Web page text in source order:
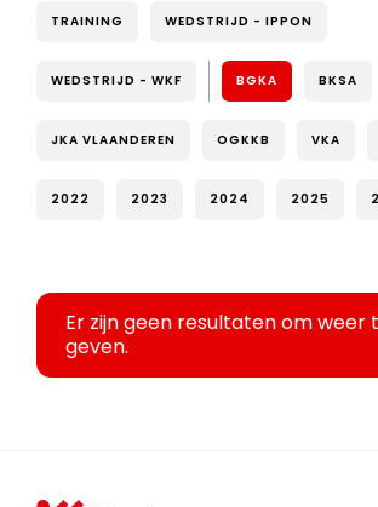
TRAINING WEDSTRIJD - IPPON
WEDSTRIJD - WKF BGKA BKSA
JKA VLAANDEREN OGKKB VKA
2022 2023 2024 2025
Er zijn geen resultaten om weer
geven.